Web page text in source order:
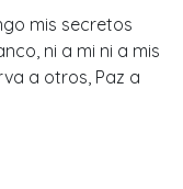
mis secretos
ni a mi ni a mis
a otros, Paz a